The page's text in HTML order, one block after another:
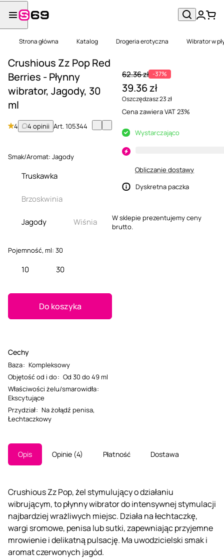
Strona główna Katalog Drogeria erotyczna Wibrator w
Crushious Zz Pop Red
Berries - Płynny
wibrator, Jagody, 30
ml
4 4 opinii Art.105344
Smak/Aromat: Jagody
Truskawka
Brzoskwinia
Jagody Wiśnia
Pojemność, ml: 30
10 30
Do koszyka
Cechy
Baza: Kompleksowy
Objętość od i do: Od 30 do 49 ml
Właściwości żelu/smarowidła:
Ekscytujące
Przydział: Na żołądź penisa,
Łechtaczkowy
62.36 zł -37%
39.36 zł
Oszczędzasz 23 zł
Cena zawiera VAT 23%
Wystarczająco
Obliczanie dostawy
Dyskretna paczka
W sklepie prezentujemy ceny
brutto.
Opis Opinie 4 Płatność Dostawa
Crushious Zz Pop, żel stymulujący o działaniu
wibrującym, to płynny wibrator do intensywnej stymulacji
najbardziej wrażliwych miejsc. Działa na łechtaczkę,
wargi sromowe, penisa lub sutki, zapewniając przyjemne
mrowienie i delikatną pulsację. Ma uwodzicielski smak i
aromat czerwonych jagód.